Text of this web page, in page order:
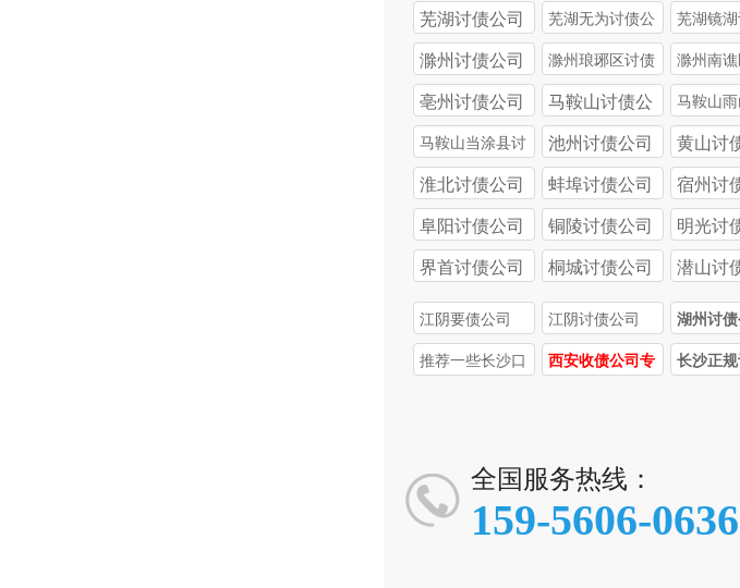
司
司
芜湖讨债公司
芜湖无为讨债公
司
芜湖镜
司
滁州讨债公司
滁州琅琊区讨债
公司
滁州南
公司
亳州讨债公司
马鞍山讨债公
司
马鞍山
债公司
马鞍山当涂县讨
债公司
池州讨债公司 黄山讨
淮北讨债公司 蚌埠讨债公司 宿州讨
阜阳讨债公司 铜陵讨债公司 明光讨
界首讨债公司 桐城讨债公司 潜山讨
江阴要债公司 江阴讨债公司 湖州讨债
推荐一些长沙口
西安收债公司专
成功率，服务全
西安
长沙正
全国服务热线：
159-5606-0636